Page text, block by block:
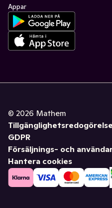
Appar
© 2026 Mathem
Tillgänglighetsredogörelse
GDPR
Försäljnings- och
Hantera cookies